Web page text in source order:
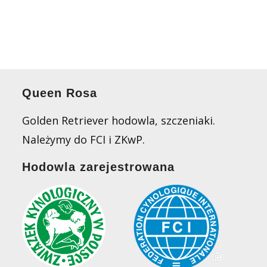
Queen Rosa
Golden Retriever hodowla, szczeniaki.
Należymy do FCI i ZKwP.
Hodowla zarejestrowana